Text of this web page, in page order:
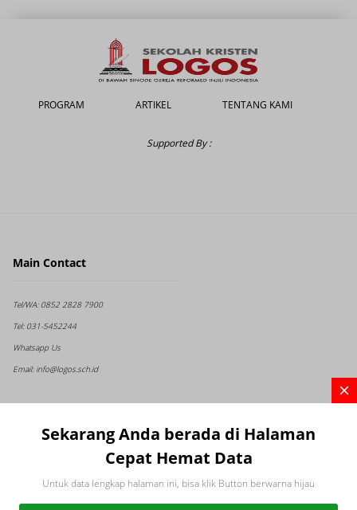
Sekarang Anda berada di Halaman
Cepat Hemat Data
Untuk data lengkap halaman ini, bisa klik Button berwarna hijau
PROGRAM ARTIKEL TENTANG KAMI
Supported By :
Main Contact
Tel/WA:0852 2828 7900
Tel:031-5452244
Whatsapp Us
Email:info@logos.sch.id